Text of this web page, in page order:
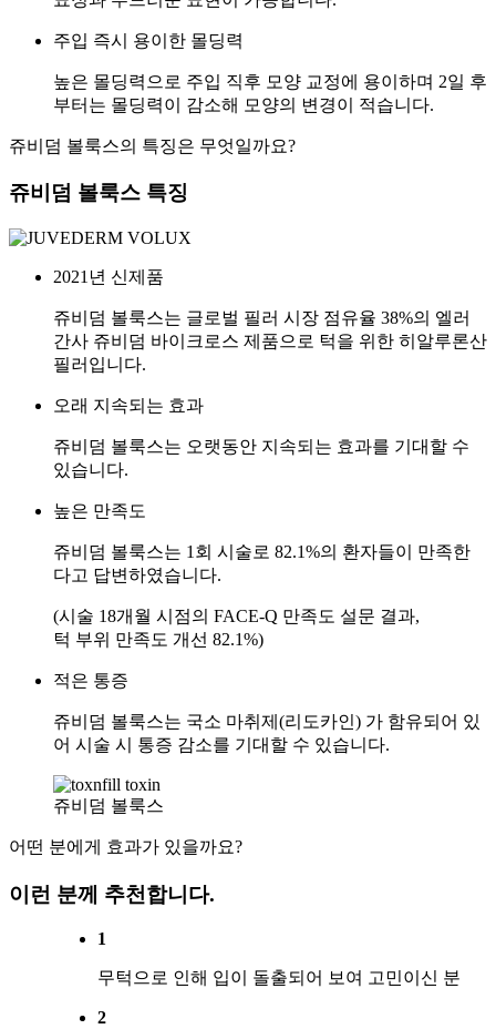
주입 즉시 용이한 몰딩력
높은 몰딩력으로 주입 직후 모양 교정에 용이하며 2일 후
부터는 몰딩력이 감소해 모양의 변경이 적습니다.
쥬비덤 볼룩스의 특징은 무엇일까요?
쥬비덤 볼룩스 특징
2021년 신제품
쥬비덤 볼룩스는 글로벌 필러 시장 점유율 38%의 엘러
간사 쥬비덤 바이크로스 제품으로 턱을 위한 히알루론산
필러입니다.
오래 지속되는 효과
쥬비덤 볼룩스는 오랫동안 지속되는 효과를 기대 할 수
있습니다.
높은 만족도
쥬비덤 볼룩스는 1회 시술로 82.1%의 환자들이 만족한
다고 답변하였습니다.
(시술 18개월 시점의 FACE-Q 만족도 설문 결과,
턱 부위 만족도 개선 82.1%)
적은 통증
쥬비덤 볼룩스는 국소 마취제(리도카인) 가 함유되어 있
어 시술 시 통증 감소를 기대 할 수 있습니다.
쥬비덤 볼룩스
어떤 분에게 효과가 있을까요?
이런 분께 추천합니다.
1
무턱으로 인해 입이 돌출되어 보여 고민이신 분
2